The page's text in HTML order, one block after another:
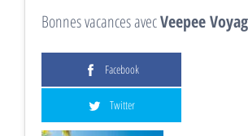
Bonnes vacances avecVeepee
Facebook
Twitter